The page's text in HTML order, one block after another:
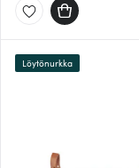
Löytönurkka